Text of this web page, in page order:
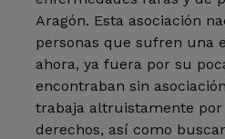
Aragón. Esta asociación
personas que sufren una
ahora, ya fuera por su
encontraban sin
trabaja altruistamente
derechos, así como